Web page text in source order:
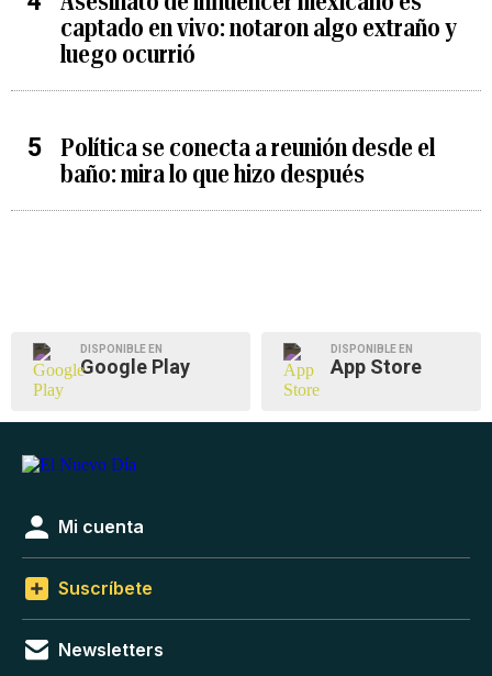
captado en vivo: notaron algo extraño y
luego ocurrió
Política se conecta a reunión desde el
baño: mira lo que hizo después
DISPONIBLE EN
Google Play
DISPONIBLE EN
App Store
Mi cuenta
Suscríbete
Newsletters